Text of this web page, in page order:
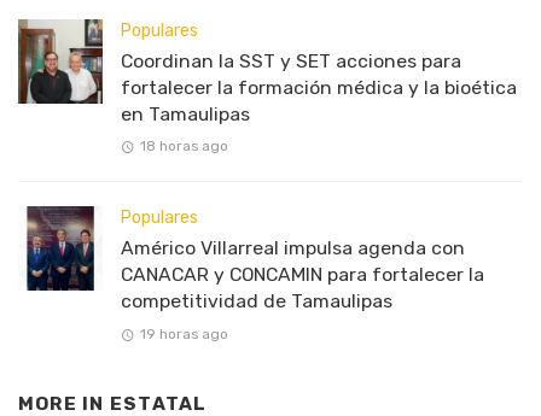
Populares
Coordinan la SST y SET acciones para
fortalecer la formación médica y la bioética
en Tamaulipas
18 horas ago
Populares
Américo Villarreal impulsa agenda con
CANACAR y CONCAMIN para fortalecer la
competitividad de Tamaulipas
19 horas ago
MORE IN ESTATAL